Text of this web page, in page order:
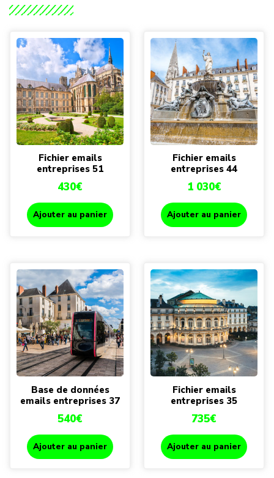
Fichier emails
entreprises 51
430€
Ajouter au panier
Fichier emails
entreprises 44
1 030€
Ajouter au panier
Base de données
emails entreprises 37
540€
Ajouter au panier
Fichier emails
entreprises 35
735€
Ajouter au panier